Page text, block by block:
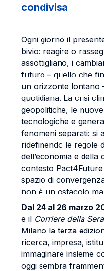
condivisa
Ogni giorno il
bivio: reagire o
assottigliano, i
futuro – quello che
un orizzonte lontano
quotidiana. La crisi
geopolitiche, le
tecnologiche e
fenomeni separati: si
ridefinendo le regole
dell’economia e della
contesto
spazio di
non è un ostacolo
Dal 24 al 26 marzo
e il Corriere della Sera
Milano la terza
ricerca, impresa,
immaginare insieme
oggi sembra